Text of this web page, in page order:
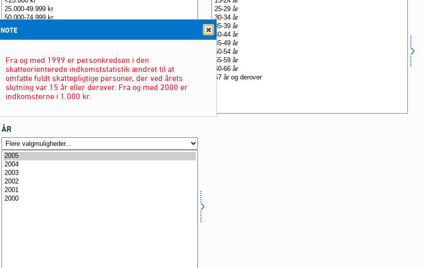
ÅR
NOTE
Fra og med 1999 er personkredsen i den
skatteorienterede indkomststatistik ændret til at
omfatte fuldt skattepligtige personer, der ved årets
slutning var 15 år eller derover. Fra og med 2000 er
indkomsterne i 1.000 kr.